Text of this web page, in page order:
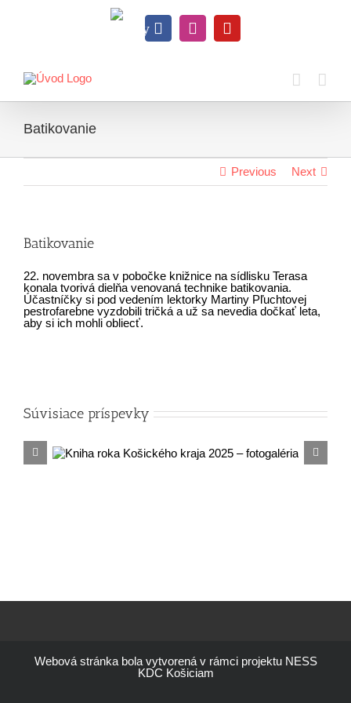
KnihyFacebookInstagramYouTube
Batikovanie
Previous Next
Batikovanie
22. novembra sa v pobočke knižnice na sídlisku Terasa
konala tvorivá dielňa venovaná technike batikovania.
Účastníčky si pod vedením lektorky Martiny Pľuchtovej
pestrofarebne vyzdobili tričká a už sa nevedia dočkať leta,
aby si ich mohli obliecť.
Súvisiace príspevky
Webová stránka bola vytvorená v rámci projektu NESS
KDC Košiciam